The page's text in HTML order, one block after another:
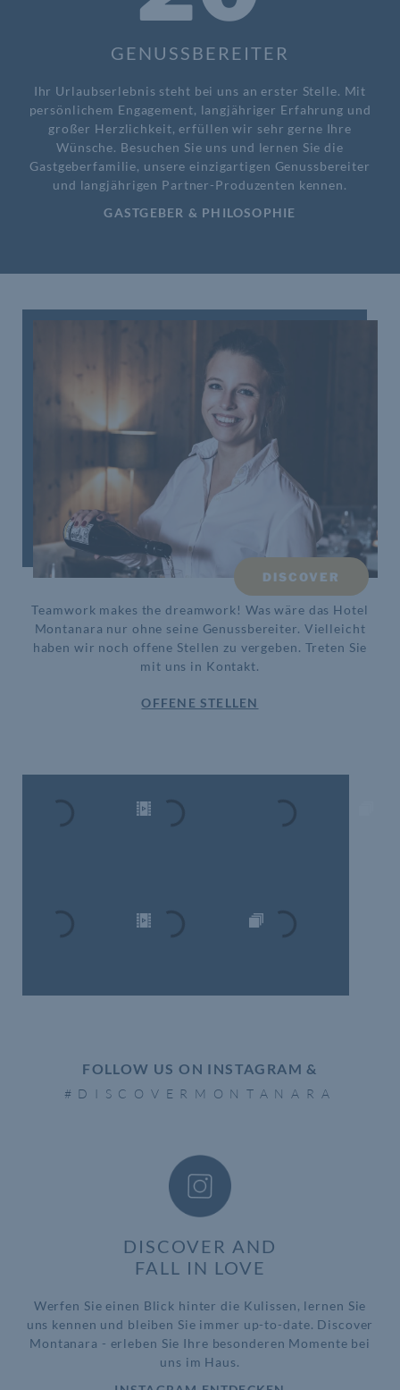
GENUSSBEREITER
Ihr Urlaubserlebnis steht bei uns an erster Stelle. Mit
persönlichem Engagement, langjähriger Erfahrung und
großer Herzlichkeit, erfüllen wir sehr gerne Ihre
Wünsche. Besuchen Sie uns und lernen Siedie
Gastgeberfamilie, unsere einzigartigen Genussbereiter
und langjährigen Partner-Produzenten kennen.
GASTGEBER & PHILOSOPHIE
DISCOVER
Teamwork makes the dreamwork! Was wäre das Hotel
Montanara nur ohne seine Genussbereiter. Vielleicht
haben wir noch offene Stellen zu vergeben. Treten Sie
mit uns in Kontakt.
OFFENE STELLEN
FOLLOW US ON INSTAGRAM &
#DISCOVERMONTANARA
DISCOVER AND
FALL IN LOVE
Werfen Sie einen Blick hinter die Kulissen, lernen Sie
uns kennen und bleiben Sie immer up-to-date. Discover
Montanara - erleben Sie Ihre besonderen Momente bei
uns im Haus.